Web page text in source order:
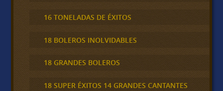
16 TONELADAS DE ÉXITOS
18 BOLEROS INOLVIDABLES
18 GRANDES BOLEROS
18 SUPER ÉXITOS 14 GRANDES CANTANTES